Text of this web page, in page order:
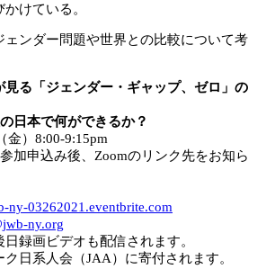
けている。
ェンダー問題や世界との比較について考
見る「ジェンダー・ギャップ、ゼロ」の
日本で何ができるか？
金）8:00-9:15pm
加申込み後、Zoomのリンク先をお知ら
ny-03262021.eventbrite.com
ny.org
日録画ビデオも配信されます。
ク日系人会（JAA）に寄付されます。